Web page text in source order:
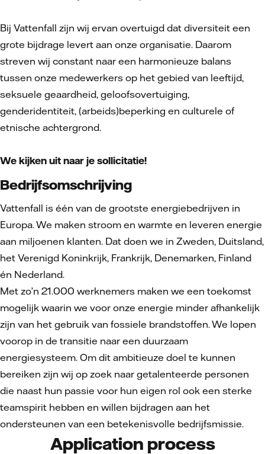
Bij Vattenfall zijn wij ervan overtuigd dat diversiteit een
grote bijdrage levert aan onze organisatie. Daarom
streven wij constant naar een harmonieuze balans
tussen onze medewerkers op het gebied van leeftijd,
seksuele geaardheid, geloofsovertuiging,
genderidentiteit, (arbeids)beperking en culturele of
etnische achtergrond.
We kijken uit naar je sollicitatie!
Bedrijfsomschrijving
Vattenfall is één van de grootste energiebedrijven in
Europa. We maken stroom en warmte en leveren energie
aan miljoenen klanten. Dat doen we in Zweden, Duitsland,
het Verenigd Koninkrijk, Frankrijk, Denemarken, Finland
én Nederland.
Met zo’n 21.000 werknemers maken we een toekomst
mogelijk waarin we voor onze energie minder afhankelijk
zijn van het gebruik van fossiele brandstoffen. We lopen
voorop in de transitie naar een duurzaam
energiesysteem. Om dit ambitieuze doel te kunnen
bereiken zijn wij op zoek naar getalenteerde personen
die naast hun passie voor hun eigen rol ook een sterke
teamspirit hebben en willen bijdragen aan het
ondersteunen van een betekenisvolle bedrijfsmissie.
Application process